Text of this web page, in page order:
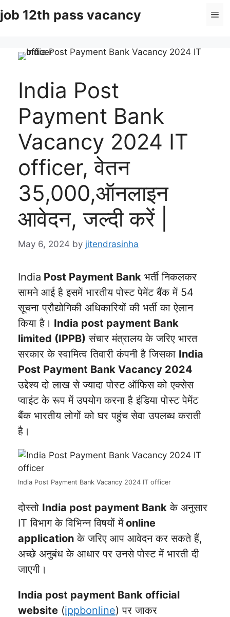
to
job 12th pass vacancy
India Post
Payment Bank
Vacancy 2024 IT
officer, वेतन
35,000,ऑनलाइन
आवेदन, जल्दी करें |
May 6, 2024 by jitendrasinha
India Post Payment Bank भर्ती निकलकर
सामने आई है इसमें भारतीय पोस्ट पेमेंट बैंक में 54
सूचना प्रौद्योगिकी अधिकारियों की भर्ती का ऐलान
किया है। India post payment Bank
limited (IPPB) संचार मंत्रालय के जरिए भारत
सरकार के स्वामित्व तिवारी कंपनी है जिसका India
Post Payment Bank Vacancy 2024
उद्देश्य दो लाख से ज्यादा पोस्ट ऑफिस को एक्सेस
प्वाइंट के रूप में उपयोग करना है इंडिया पोस्ट पेमेंट
बैंक भारतीय लोगों को घर पहुंच सेवा उपलब्ध कराती
है।
India Post Payment Bank Vacancy 2024 IT officer
दोस्तो India post payment Bank के अनुसार
IT विभाग के विभिन्न विषयों मेंonline
application के जरिए आप आवेदन कर सकते हैं,
अच्छे अनुबंध के आधार पर उनसे पोस्ट में भारती दी
जाएगी।
India post payment Bank official
website (ippbonline) पर जाकर